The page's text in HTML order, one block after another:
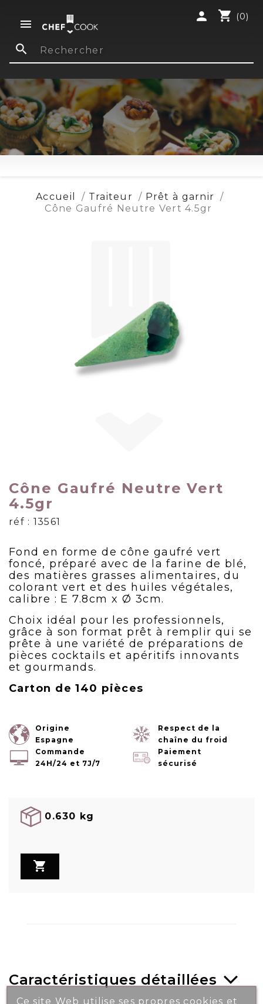

shopping_cart (0)
person
search
Accueil Traiteur
Prêt à garnir
Cône Gaufré Neutre Vert 4.5gr
Cône Gaufré Neutre Vert
4.5gr
réf : 13561
Fond en forme de cône gaufré vert
foncé, préparé avec de la farine de blé,
des matières grasses alimentaires, du
colorant vert et des huiles végétales,
calibre : E 7.8cm x Ø 3cm.
Choix idéal pour les professionnels,
grâce à son format prêt à remplir qui se
prête à une variété de préparations de
pièces cocktails et apéritifs innovants
et gourmands.
Carton de 140 pièces
Origine
Espagne
Respect de la
chaîne du froid
Commande
24H/24 et 7J/7
Paiement
sécurisé
0.630 kg

Caractéristiques détaillées
Ce site Web utilise ses propres cookies et